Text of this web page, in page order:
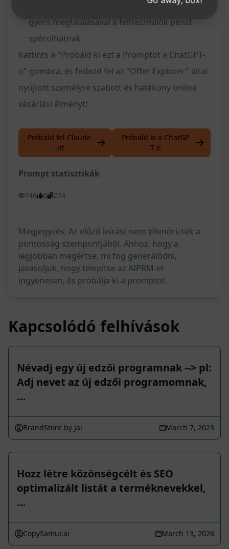
Pénzbeli megtakarítás: A legjobb ajánlatok
gyors megtalálásával a felhasználók pénzt
spórolhatnak
Kattints a "Próbáld ki ezt a Promptot a ChatGPT-
n" gombra, és fedezd fel az "Offer Explorer" által
nyújtott személyre szabott és hatékony online
vásárlási élményt!
Próbáld fel Claude
-ot
Próbáld ki a ChatGP
T-n
Prompt statisztikák
748 0 274
Megjegyzés: Az előző leírást nem ellenőrizték a
pontosság szempontjából. Ahhoz, hogy a
legjobban megértse, mi fog generálódni,
javasoljuk, hogy telepítse az AIPRM-et
ingyenesen, és próbálja ki a promptot.
Kapcsolódó felhívások
Névadj egy új edzői programnak --> pl:
Adj nevet az új edzői programomnak,
…
BrandStore by Jai March 7, 2023
Hozz létre közönségcélt és SEO
optimalizált listát a terméknevekkel,
…
CopySamur.ai March 13, 2026